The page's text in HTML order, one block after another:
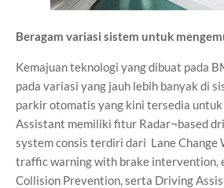
Beragam variasi sistem untuk
Kemajuan teknologi yang dibuat pada
pada variasi yang jauh lebih banyak di
parkir otomatis yang kini tersedia
Assistant memiliki fitur Radar¬based
system consis terdiri dari Lane Change
traffic warning with brake intervention,
Collision Prevention, serta Driving